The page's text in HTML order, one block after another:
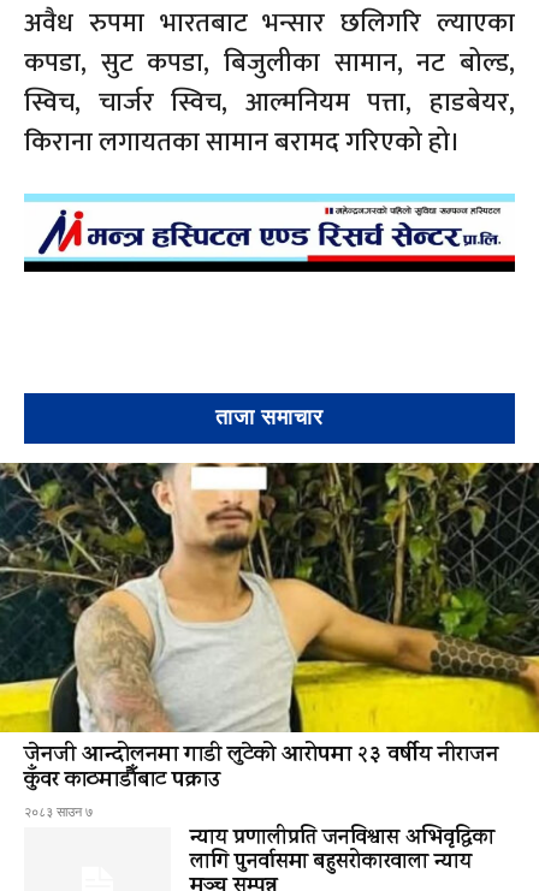
अवैध रुपमा भारतबाट भन्सार छलिगरि ल्याएका
कपडा, सुट कपडा, बिजुलीका सामान, नट बोल्ड,
स्विच, चार्जर स्विच, आल्मनियम पत्ता, हाडबेयर,
किराना लगायतका सामान बरामद गरिएको हो।
ताजा समाचार
जेनजी आन्दोलनमा गाडी लुटेको आरोपमा २३ वर्षीय नीराजन
कुँवर काठमाडौँबाट पक्राउ
२०८३ साउन ७
न्याय प्रणालीप्रति जनविश्वास अभिवृद्धिका
लागि पुनर्वासमा बहुसरोकारवाला न्याय